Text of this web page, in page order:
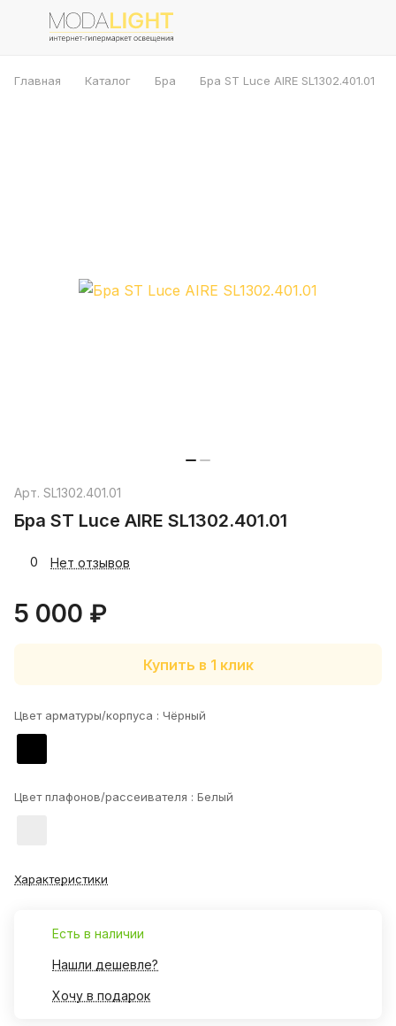
Главная Каталог Бра Бра ST Luce AIRE SL1302.401.01
Арт. SL1302.401.01
Бра ST Luce AIRE SL1302.401.01
0 Нет отзывов
5 000 ₽
Купить в 1 клик
Цвет арматуры/корпуса : Чёрный
Цвет плафонов/рассеивателя : Белый
Характеристики
Есть в наличии
Нашли дешевле?
Хочу в подарок